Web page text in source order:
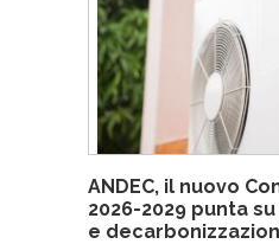
ANDEC, il nuovo
2026-2029 punta
e